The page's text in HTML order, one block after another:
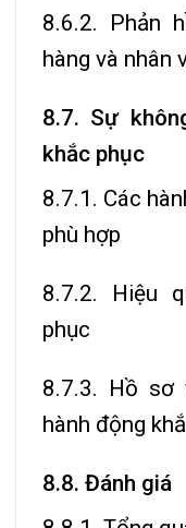
8.6.2. Phản
hàng và nhân
8.7. Sự
khắc phục
8.7.1. Các
phù hợp
8.7.2. Hiệu
phục
8.7.3. Hồ sơ
hành động
8.8. Đánh giá